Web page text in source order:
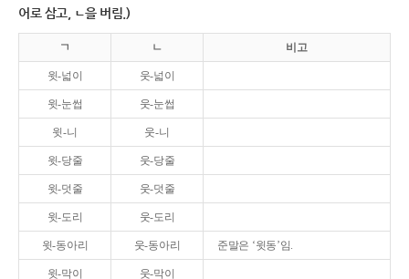
어로 삼고, ㄴ을 버림.)
ㄱ ㄴ 비고
윗-넓이 웃-넓이
윗-눈썹 웃-눈썹
윗-니 웃-니
윗-당줄 웃-당줄
윗-덧줄 웃-덧줄
윗-도리 웃-도리
윗-동아리 웃-동아리 준말은 ‘윗동’임.
윗-막이 웃-막이